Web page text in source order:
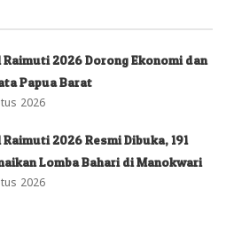
2026 Dorong Ekonomi dan
Papua Barat
2026
2026 Resmi Dibuka, 191
Lomba Bahari di Manokwari
2026